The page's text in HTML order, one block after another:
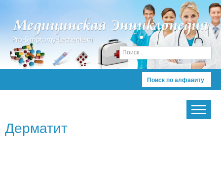
Поиск по алфавиту
Дерматит